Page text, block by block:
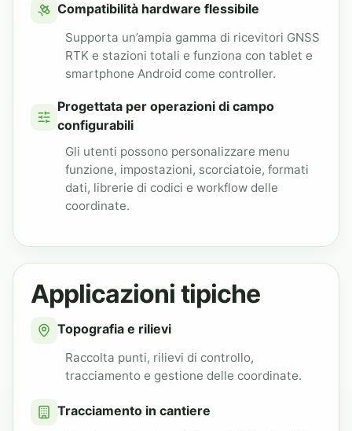
Compatibilità hardware flessibile
Supporta un’ampia gamma di ricevitori GNSS
RTK e stazioni totali e funziona con tablet e
smartphone Android come controller.
Progettata per operazioni di campo
configurabili
Gli utenti possono personalizzare menu
funzione, impostazioni, scorciatoie, formati
dati, librerie di codici e workflow delle
coordinate.
Applicazioni tipiche
Topografia e rilievi
Raccolta punti, rilievi di controllo,
tracciamento e gestione delle coordinate.
Tracciamento in cantiere